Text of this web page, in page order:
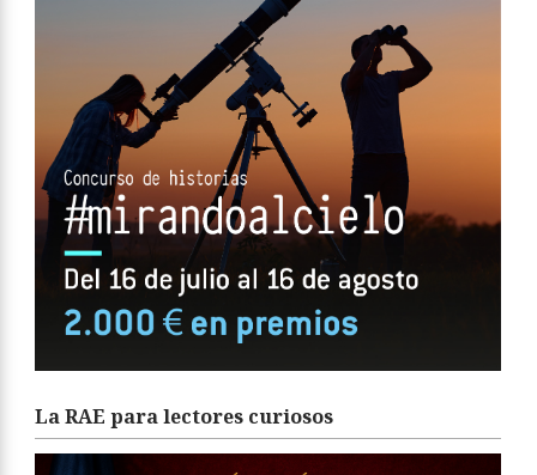
La RAE para lectores curiosos